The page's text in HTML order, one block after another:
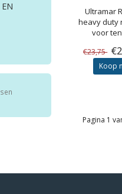
Ultramar
heavy duty
voor
€23,75
Koop
Pagina 1